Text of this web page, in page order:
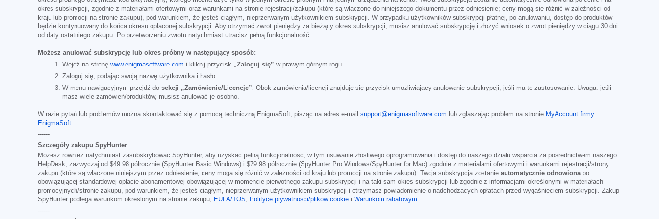
okres subskrypcji, zgodnie z materiałami ofertowymi oraz warunkami na stronie rejestracji/zakupu (które są włączone do niniejszego dokumentu przez odniesienie; ceny mogą się różnić w zależności od
kraju lub promocji na stronie zakupu), pod warunkiem, że jesteś ciągłym, nieprzerwanym użytkownikiem subskrypcji. W przypadku użytkowników subskrypcji płatnej, po anulowaniu, dostęp do produktów
będzie kontynuowany do końca okresu opłaconej subskrypcji. Aby otrzymać zwrot pieniędzy za bieżący okres subskrypcji, musisz anulować subskrypcję i złożyć wniosek o zwrot pieniędzy w ciągu 30 dni
od daty ostatniego zakupu. Po przetworzeniu zwrotu natychmiast utracisz pełną funkcjonalność.
Możesz anulować subskrypcję lub okres próbny w następujący sposób:
Wejdź na stronę www.enigmasoftware.com i kliknij przycisk „Zaloguj się” w prawym górnym rogu.
Zaloguj się, podając swoją nazwę użytkownika i hasło.
W menu nawigacyjnym przejdź do sekcji „Zamówienie/Licencje”. Obok zamówienia/licencji znajduje się przycisk umożliwiający anulowanie subskrypcji, jeśli ma to zastosowanie. Uwaga: jeśli
masz wiele zamówień/produktów, musisz anulować je osobno.
W razie pytań lub problemów można skontaktować się z pomocą techniczną EnigmaSoft, pisząc na adres e-mail support@enigmasoftware.com lub zgłaszając problem na stronie MyAccount firmy
EnigmaSoft.
------
Szczegóły zakupu SpyHunter
Możesz również natychmiast zasubskrybować SpyHunter, aby uzyskać pełną funkcjonalność, w tym usuwanie złośliwego oprogramowania i dostęp do naszego działu wsparcia za pośrednictwem naszego
HelpDesk, zazwyczaj od $49.98 półrocznie (SpyHunter Basic Windows) i $79.98 półrocznie (SpyHunter Pro Windows/SpyHunter for Mac) zgodnie z materiałami ofertowymi i warunkami rejestracji/strony
zakupu (które są włączone niniejszym przez odniesienie; ceny mogą się różnić w zależności od kraju lub promocji na stronie zakupu). Twoja subskrypcja zostanie automatycznie odnowionapo
obowiązującej standardowej opłacie abonamentowej obowiązującej w momencie pierwotnego zakupu subskrypcji i na taki sam okres subskrypcji lub zgodnie z informacjami określonymi w materiałach
promocyjnych/stronie zakupu, pod warunkiem, że jesteś ciągłym, nieprzerwanym użytkownikiem subskrypcji i otrzymasz powiadomienie o nadchodzących opłatach przed wygaśnięciem subskrypcji. Zakup
SpyHunter podlega warunkom określonym na stronie zakupu, EULA/TOS, Polityce prywatności/plików cookie i Warunkom rabatowym.
------